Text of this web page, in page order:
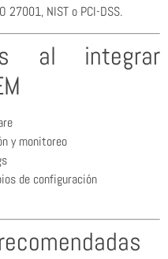
27001, NIST o PCI-DSS.
al integrar
y monitoreo
de configuración